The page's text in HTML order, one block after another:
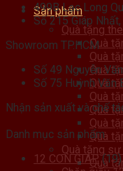
Sản phẩm
Quà tặng
Quà
Quà
Quà
Quà
Quà
Quà
Quà
Quà
Quà tặng
Quà
499B Lạc Long
Số 215 Giáp
Showroom TP.HCM
Số 49 Nguyễn
Số 75 Huỳnh Văn
Nhận sản xuất và chế
Danh mục sản phẩm
12 CON GIÁP (19)